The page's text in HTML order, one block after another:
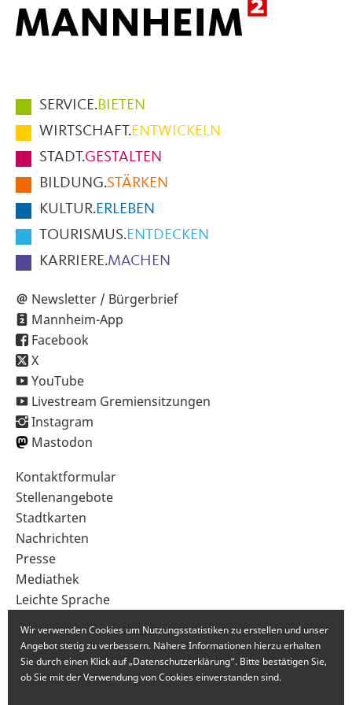
Hauptmenüpunkte
im
Fußbereich
der
Seite
SERVICE.BIETEN
WIRTSCHAFT.ENTWICKELN
STADT.GESTALTEN
BILDUNG.STÄRKEN
KULTUR.ERLEBEN
TOURISMUS.ENTDECKEN
KARRIERE.MACHEN
Newsletter / Bürgerbrief
Mannheim-App
Facebook
X
YouTube
Livestream Gremiensitzungen
Instagram
Mastodon
Sekundärnavigation
im
Fußbereich
Kontaktformular
Stellenangebote
Stadtkarten
Nachrichten
Presse
Mediathek
Leichte Sprache
Wir verwenden Cookies um Nutzungsstatistiken zu erstellen und unser
Angebot stetig zu verbessern. Nähere Informationen hierzu erhalten
Sie durch einen Klick auf „Datenschutzerklärung“. Bitte bestätigen Sie,
ob Sie mit der Verwendung von Cookies einverstanden sind.